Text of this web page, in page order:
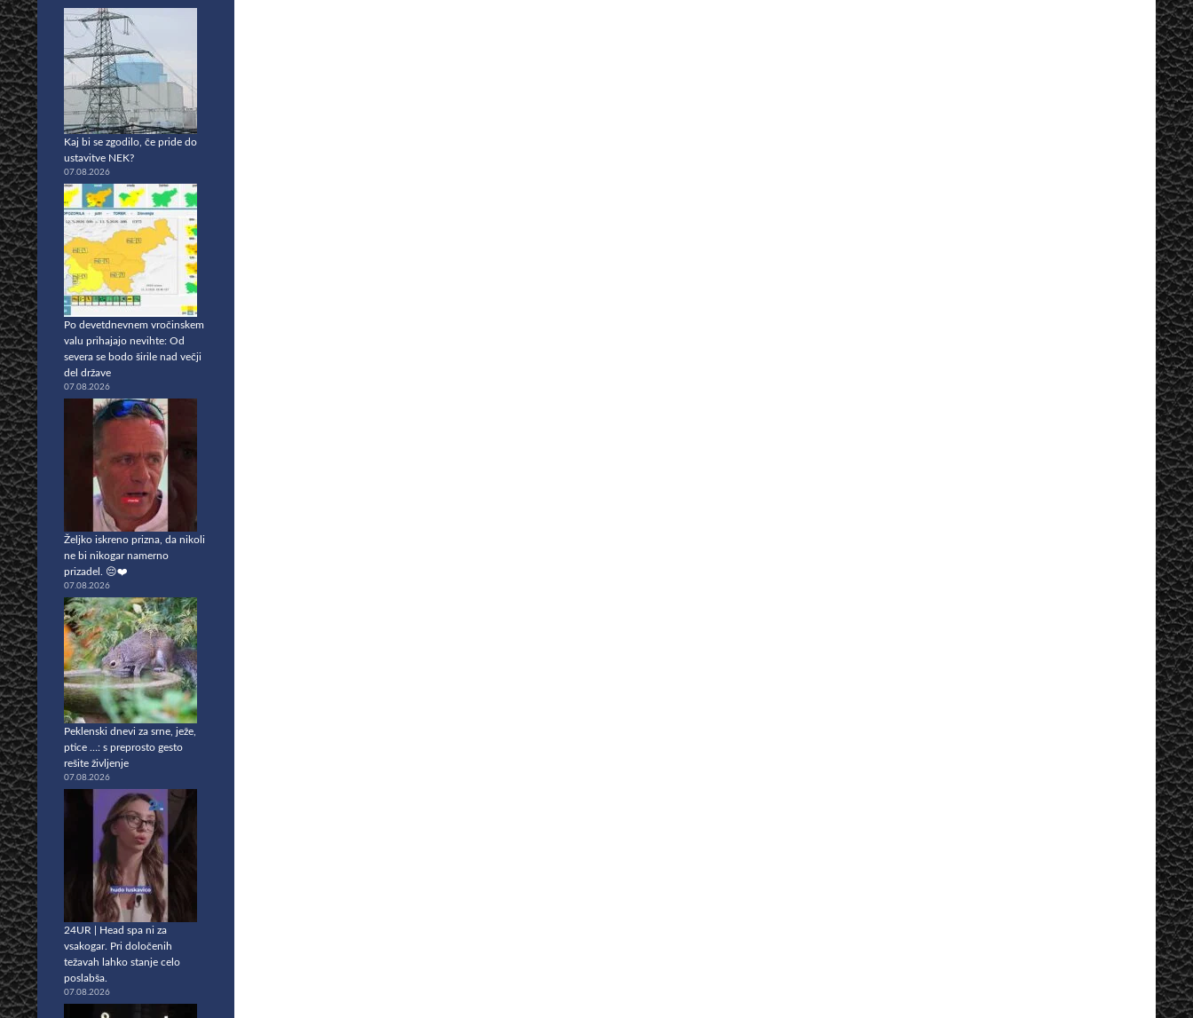
Kaj bi se zgodilo, če pride do
ustavitve NEK?
07.08.2026
Po devetdnevnem vročinskem
valu prihajajo nevihte: Od
severa se bodo širile nad večji
del države
07.08.2026
Željko iskreno prizna, da nikoli
ne bi nikogar namerno
prizadel. 😔❤️
07.08.2026
Peklenski dnevi za srne, ježe,
ptice …: s preprosto gesto
rešite življenje
07.08.2026
24UR | Head spa ni za
vsakogar. Pri določenih
težavah lahko stanje celo
poslabša.
07.08.2026